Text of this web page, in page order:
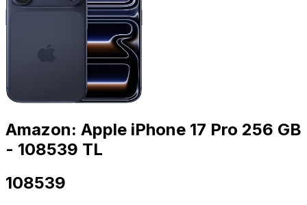
Amazon: Apple iPhone 17 Pro 256 GB
- 108539 TL
108539